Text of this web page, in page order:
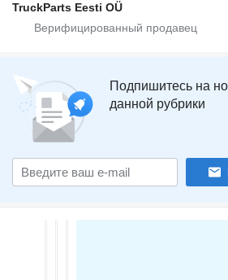
TruckParts Eesti OÜ
Подпишитесь на
данной рубрики